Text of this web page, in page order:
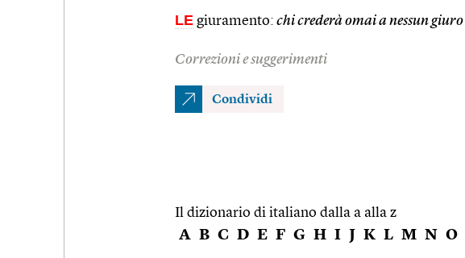
LE giuramento: chi crederà omai a nessun giuro
Correzioni e suggerimenti
Condividi
Il dizionario di italiano dalla a alla z
A B C D E F G H I J K L M N O